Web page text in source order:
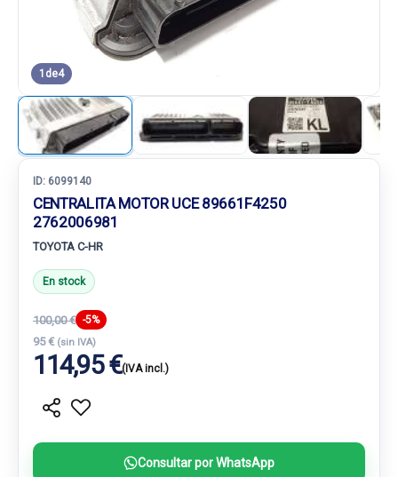
1 de4
ID: 6099140
CENTRALITA MOTOR UCE 89661F4250
2762006981
TOYOTA C-HR
En stock
100,00 € -5%
95 € (sin IVA)
114,95 €(IVA incl.)
Consultar por WhatsApp